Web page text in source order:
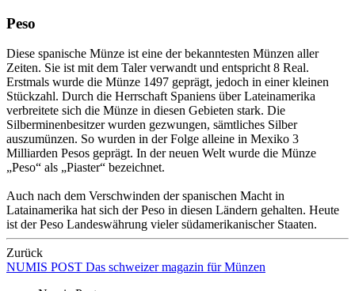
Peso
Diese spanische Münze ist eine der bekanntesten Münzen aller
Zeiten. Sie ist mit dem Taler verwandt und entspricht 8 Real.
Erstmals wurde die Münze 1497 geprägt, jedoch in einer kleinen
Stückzahl. Durch die Herrschaft Spaniens über Lateinamerika
verbreitete sich die Münze in diesen Gebieten stark. Die
Silberminenbesitzer wurden gezwungen, sämtliches Silber
auszumünzen. So wurden in der Folge alleine in Mexiko 3
Milliarden Pesos geprägt. In der neuen Welt wurde die Münze
„Peso“ als „Piaster“ bezeichnet.
Auch nach dem Verschwinden der spanischen Macht in
Latainamerika hat sich der Peso in diesen Ländern gehalten. Heute
ist der Peso Landeswährung vieler südamerikanischer Staaten.
Zurück
NUMIS POST Das schweizer magazin für Münzen